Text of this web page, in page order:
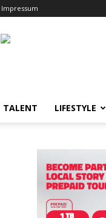
Impressum
TALENT LIFESTYLE